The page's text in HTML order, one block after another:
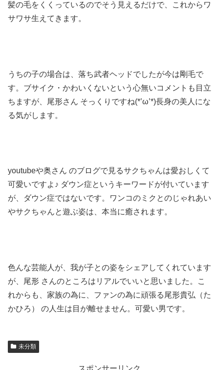
髪の毛をくくっているのでそう見えるだけで、これからワ
サワサ生えてきます。
うちの子の場合は、落ち武者ヘッドでしたが今は剛毛で
す。ブサイク・かわいくないという心無いコメントも目立
ちますが、尾形さん そっくりですね(*’ω’*)長身の美人にな
る気がします。
youtubeや奥さん のブログで見るサクちゃんは愛おしくて
可愛いですよ♪ ダウン症というキーワードが付いています
が、ダウン症ではないです。ワンコのミクとのじゃれあい
やサクちゃんと遊ぶ姿は、本当に癒されます。
色んな芸能人が、我が子との姿をシェアしてくれています
が、尾形 さんのところはリアルでいいと思いました。こ
れからも、家族の為に、ファンの為に頑張る尾形貴弘（た
かひろ） の人生は目が離せません。可愛い男です。
未分類
スポンサーリンク